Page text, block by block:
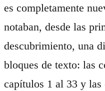
es completamente
notaban, desde las
descubrimiento, una
bloques de texto: las
capítulos 1 al 33 y las